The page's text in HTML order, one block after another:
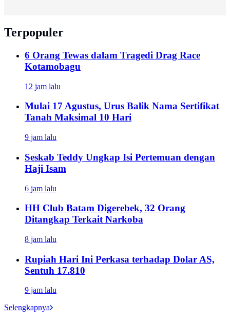
Terpopuler
6 Orang Tewas dalam Tragedi Drag Race
Kotamobagu
12 jam lalu
Mulai 17 Agustus, Urus Balik Nama Sertifikat
Tanah Maksimal 10 Hari
9 jam lalu
Seskab Teddy Ungkap Isi Pertemuan dengan
Haji Isam
6 jam lalu
HH Club Batam Digerebek, 32 Orang
Ditangkap Terkait Narkoba
8 jam lalu
Rupiah Hari Ini Perkasa terhadap Dolar AS,
Sentuh 17.810
9 jam lalu
Selengkapnya